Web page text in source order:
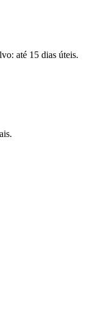
até 15 dias úteis.